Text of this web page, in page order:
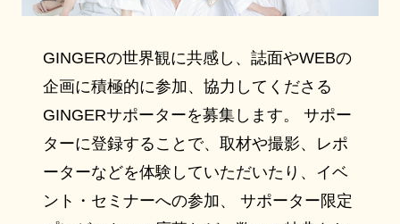
GINGERの世界観に共感し、誌面やWEBの
企画に積極的に参加、協力してくださる
GINGERサポーターを募集します。 サポー
ターに登録することで、取材や撮影、レポ
ーターなどを体験していただいたり、イベ
ント・セミナーへの参加、 サポーター限定